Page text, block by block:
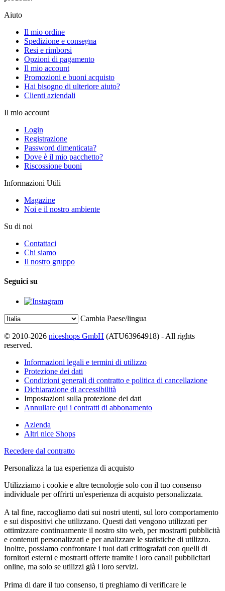
Aiuto
Il mio ordine
Spedizione e consegna
Resi e rimborsi
Opzioni di pagamento
Il mio account
Promozioni e buoni acquisto
Hai bisogno di ulteriore aiuto?
Clienti aziendali
Il mio account
Login
Registrazione
Password dimenticata?
Dove è il mio pacchetto?
Riscossione buoni
Informazioni Utili
Magazine
Noi e il nostro ambiente
Su di noi
Contattaci
Chi siamo
Il nostro gruppo
Seguici su
Cambia Paese/lingua
© 2010-2026 niceshops GmbH (ATU63964918) - All rights
reserved.
Informazioni legali e termini di utilizzo
Protezione dei dati
Condizioni generali di contratto e politica di cancellazione
Dichiarazione di accessibilità
Impostazioni sulla protezione dei dati
Annullare qui i contratti di abbonamento
Azienda
Altri nice Shops
Recedere dal contratto
Personalizza la tua esperienza di acquisto
Utilizziamo i cookie e altre tecnologie solo con il tuo consenso
individuale per offrirti un'esperienza di acquisto personalizzata.
A tal fine, raccogliamo dati sui nostri utenti, sul loro comportamento
e sui dispositivi che utilizzano. Questi dati vengono utilizzati per
ottimizzare continuamente il nostro sito web, per mostrarti pubblicità
e contenuti personalizzati e per analizzare le statistiche di utilizzo.
Inoltre, possiamo confrontare i tuoi dati crittografati con quelli di
fornitori esterni e mostrarti offerte tramite i loro canali pubblicitari
online, ma solo se utilizzi già i loro servizi.
Prima di dare il tuo consenso, ti preghiamo di verificare le